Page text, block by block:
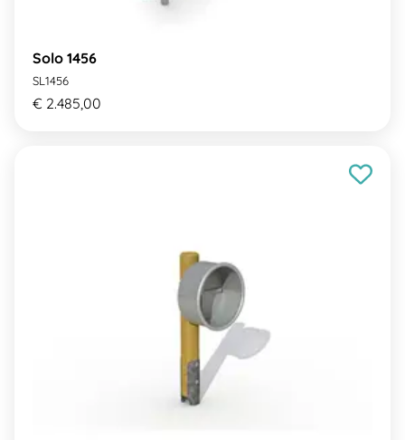
Solo 1456
SL1456
€ 2.485,00